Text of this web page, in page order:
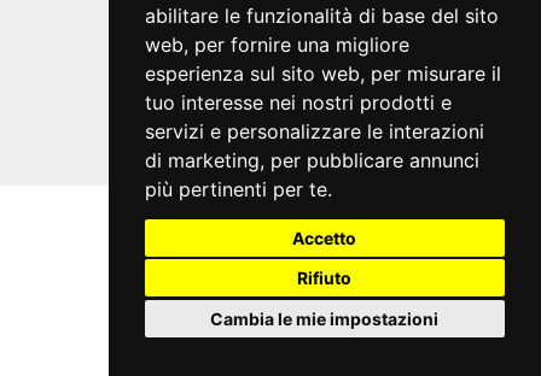
abilitare le funzionalità di base del sito
web, per fornire una migliore
esperienza sul sito web, per misurare il
tuo interesse nei nostri prodotti e
servizi e personalizzare le interazioni
di marketing, per pubblicare annunci
più pertinenti per te.
Accetto
Rifiuto
Cambia le mie impostazioni
Condizioni generali
Guida al servizio
Domande frequenti
Assistenza
Recupero prenotazioni
Visualizza ricevuta